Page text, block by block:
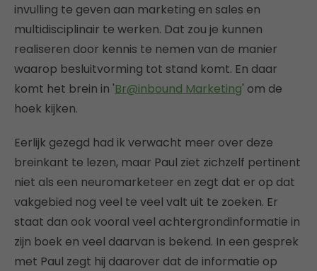
invulling te geven aan marketing en sales en
multidisciplinair te werken. Dat zou je kunnen
realiseren door kennis te nemen van de manier
waarop besluitvorming tot stand komt. En daar
komt het brein in 'Br@inbound Marketing' om de
hoek kijken.
Eerlijk gezegd had ik verwacht meer over deze
breinkant te lezen, maar Paul ziet zichzelf pertinent
niet als een neuromarketeer en zegt dat er op dat
vakgebied nog veel te veel valt uit te zoeken. Er
staat dan ook vooral veel achtergrondinformatie in
zijn boek en veel daarvan is bekend. In een gesprek
met Paul zegt hij daarover dat de informatie op